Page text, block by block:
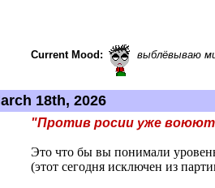
Current Mood: выблёвываю
18th, 2026
"Против росии уже воюют
Это что бы вы понимали уровень
(этот сегодня исключен из